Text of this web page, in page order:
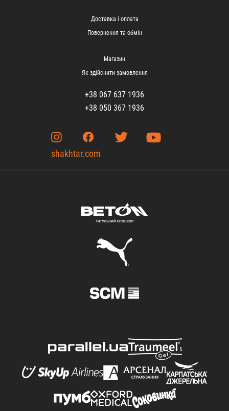
Доставка і оплата
Повернення та обмін
Магазин
Як здійснити замовлення
+38 067 637 1936
+38 050 367 1936
shakhtar.com